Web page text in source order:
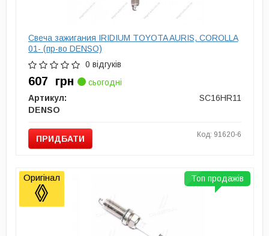
Свеча зажигания IRIDIUM TOYOTA AURIS, COROLLA
01- (пр-во DENSO)
0 відгуків
607 грн
сьогодні
Артикул:
SC16HR11
DENSO
ПРИДБАТИ Код: 91620-6
Топ продажів
Оригінал